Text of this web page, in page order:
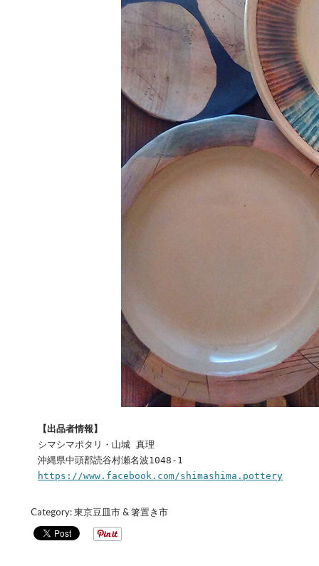
【出品者情報】
シマシマポタリ・山城 真理
沖縄県中頭郡読谷村瀬名波1048-1
https://www.facebook.com/shimashima.pottery
Category:東京豆皿市 & 箸置き市